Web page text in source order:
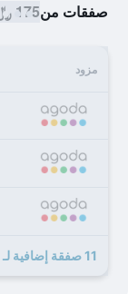
صفقات من175 ﷼
مزود
11 صفقة إضافية لـ فوريت جيست هاوس